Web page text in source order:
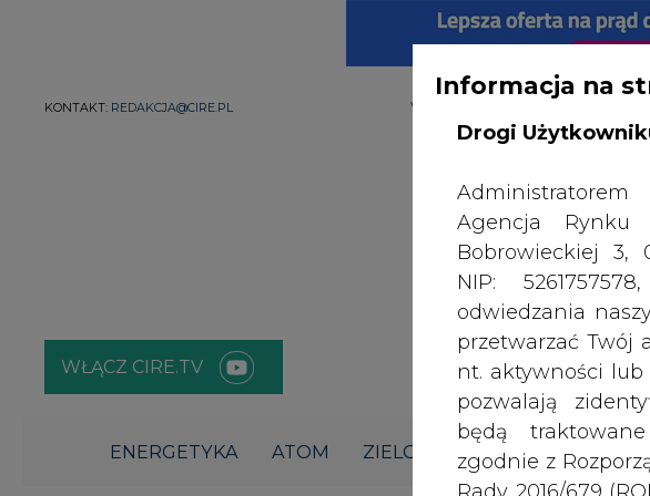
KONTAKT: REDAKCJA@CIRE.PL WYDAWCA PORTALU:
WŁĄCZ CIRE.TV
ENERGETYKA ATOM ZIELONA GOSPODARKA
Informacja na
Drogi
Agencja
Bobrowieckiej 3,
NIP:
odwiedzania
przetwarzać Twój
nt. aktywności
pozwalają
będą
zgodnie z